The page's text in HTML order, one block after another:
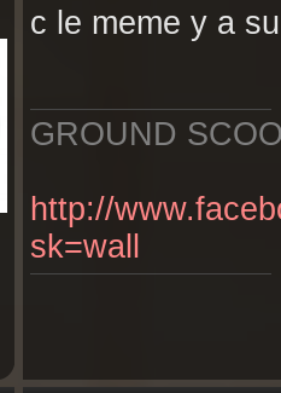
c le meme y a
GROUND
http://
sk=wall